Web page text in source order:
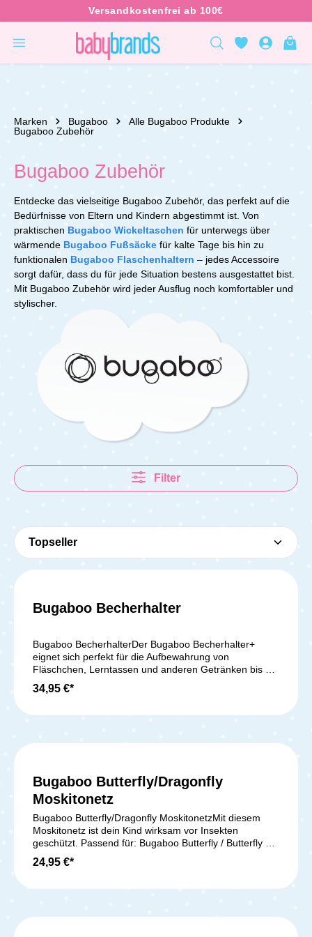
Marken Bugaboo
Alle Bugaboo Produkte
Bugaboo Zubehör
Bugaboo Zubehör
Entdecke das vielseitige Bugaboo Zubehör, das perfekt auf die
Bedürfnisse von Eltern und Kindern abgestimmt ist. Von
praktischen Bugaboo Wickeltaschen für unterwegs über
wärmende Bugaboo Fußsäcke für kalte Tage bis hin zu
funktionalen Bugaboo Flaschenhaltern – jedes Accessoire
sorgt dafür, dass du für jede Situation bestens ausgestattet bist.
Mit Bugaboo Zubehör wird jeder Ausflug noch komfortabler und
stylischer.
Filter
Bugaboo Becherhalter
Bugaboo BecherhalterDer Bugaboo Becherhalter+
eignet sich perfekt für die Aufbewahrung von
Fläschchen, Lerntassen und anderen Getränken bis zu
einer Menge von 500 ml. Er lässt sich am Schiebebügel
anbringen und bietet jederzeit einen einfachen Zugriff
passend für alle Bugaboo Kinderwagen Modelle
34,95 €*
Bugaboo Butterfly/Dragonfly
Moskitonetz
Bugaboo Butterfly/Dragonfly MoskitonetzMit diesem
Moskitonetz ist dein Kind wirksam vor Insekten
geschützt. Passend für: Bugaboo Butterfly / Butterfly 2
Bugaboo Donkey / Donkey 2 / Donkey 3 Bugaboo
Dragonfly Bugaboo Fox / Fox 2 / Fox
24,95 €*